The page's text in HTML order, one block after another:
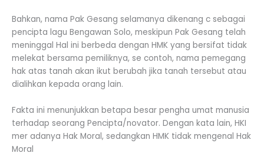
Bahkan, nama Pak Gesang selamanya dikenang c sebagai
pencipta lagu Bengawan Solo, meskipun Pak Gesang telah
meninggal Hal ini berbeda dengan HMK yang bersifat tidak
melekat bersama pemiliknya, se contoh, nama pemegang
hak atas tanah akan ikut berubah jika tanah tersebut atau
dialihkan kepada orang lain.
Fakta ini menunjukkan betapa besar pengha umat manusia
terhadap seorang Pencipta/novator. Dengan kata lain, HKI
mer adanya Hak Moral, sedangkan HMK tidak mengenal Hak
Moral